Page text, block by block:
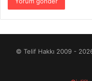
© Telif Hakkı 2009 -